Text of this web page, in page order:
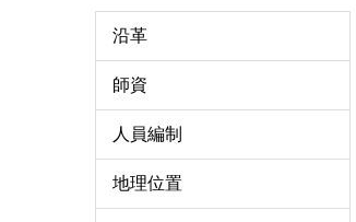
沿革
師資
人員編制
地理位置